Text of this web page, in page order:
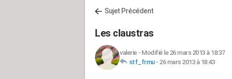
Sujet Précédent
Les claustras
valerie- Modifié le 26 mars 2013 à 18:37
stf_frmu- 26 mars 2013 à 18:43